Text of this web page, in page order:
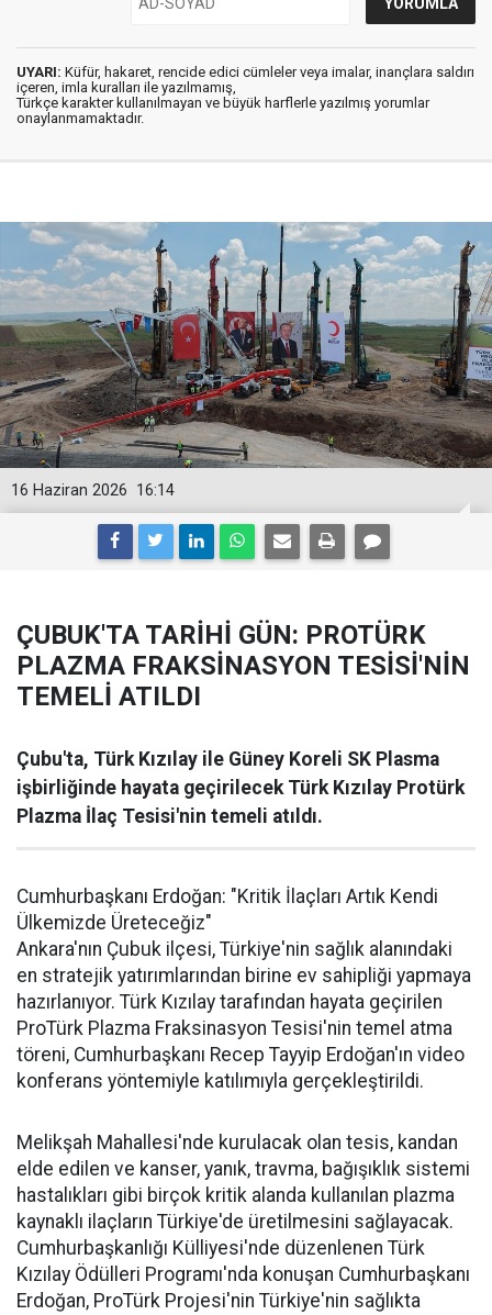
UYARI: Küfür, hakaret, rencide edici cümleler veya imalar, inançlara saldırı
içeren, imla kuralları ile yazılmamış,
Türkçe karakter kullanılmayan ve büyük harflerle yazılmış yorumlar
onaylanmamaktadır.
16:14
16 Haziran 2026
ÇUBUK'TA TARİHİ GÜN: PROTÜRK
PLAZMA FRAKSİNASYON TESİSİ'NİN
TEMELİ ATILDI
Çubu'ta, Türk Kızılay ile Güney Koreli SK Plasma
işbirliğinde hayata geçirilecek Türk Kızılay Protürk
Plazma İlaç Tesisi'nin temeli atıldı.
Cumhurbaşkanı Erdoğan: "Kritik İlaçları Artık Kendi
Ülkemizde Üreteceğiz"
Ankara'nın Çubuk ilçesi, Türkiye'nin sağlık alanındaki
en stratejik yatırımlarından birine ev sahipliği yapmaya
hazırlanıyor. Türk Kızılay tarafından hayata geçirilen
ProTürk Plazma Fraksinasyon Tesisi'nin temel atma
töreni, Cumhurbaşkanı Recep Tayyip Erdoğan'ın video
konferans yöntemiyle katılımıyla gerçekleştirildi.
Melikşah Mahallesi'nde kurulacak olan tesis, kandan
elde edilen ve kanser, yanık, travma, bağışıklık sistemi
hastalıkları gibi birçok kritik alanda kullanılan plazma
kaynaklı ilaçların Türkiye'de üretilmesini sağlayacak.
Cumhurbaşkanlığı Külliyesi'nde düzenlenen Türk
Kızılay Ödülleri Programı'nda konuşan Cumhurbaşkanı
Erdoğan, ProTürk Projesi'nin Türkiye'nin sağlıkta